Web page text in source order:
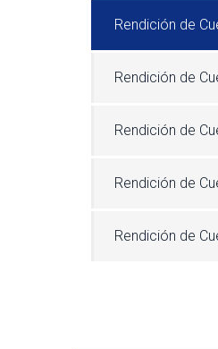
Rendición de
Rendición de
Rendición de
Rendición de
Rendición de